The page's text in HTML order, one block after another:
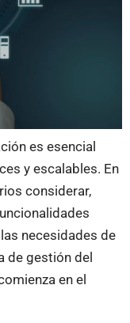
es esencial
y escalables. En
considerar,
necesidades de
de gestión del
en el